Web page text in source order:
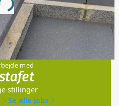
med
stillinger
Se alle jobs